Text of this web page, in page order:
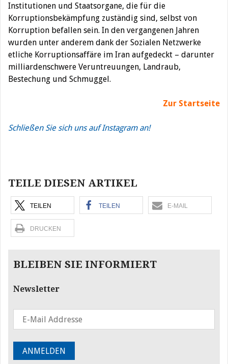
Institutionen und Staatsorgane, die für die
Korruptionsbekämpfung zuständig sind, selbst von
Korruption befallen sein. In den vergangenen Jahren
wurden unter anderem dank der Sozialen Netzwerke
etliche Korruptionsaffäre im Iran aufgedeckt – darunter
milliardenschwere Veruntreuungen, Landraub,
Bestechung und Schmuggel.
Zur Startseite
Schließen Sie sich uns auf Instagram an!
TEILE DIESEN ARTIKEL
TEILEN TEILEN E-MAIL
DRUCKEN
BLEIBEN SIE INFORMIERT
Newsletter